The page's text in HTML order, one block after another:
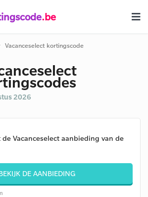
.be
Vacanceselect kortingscode
2026
Vacanceselect aanbieding van de
DE AANBIEDING